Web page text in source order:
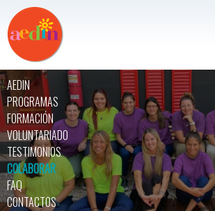
AEDIN
PROGRAMAS
FORMACIÓN
VOLUNTARIADO
TESTIMONIOS
COLABORAR
FAQ
CONTACTOS